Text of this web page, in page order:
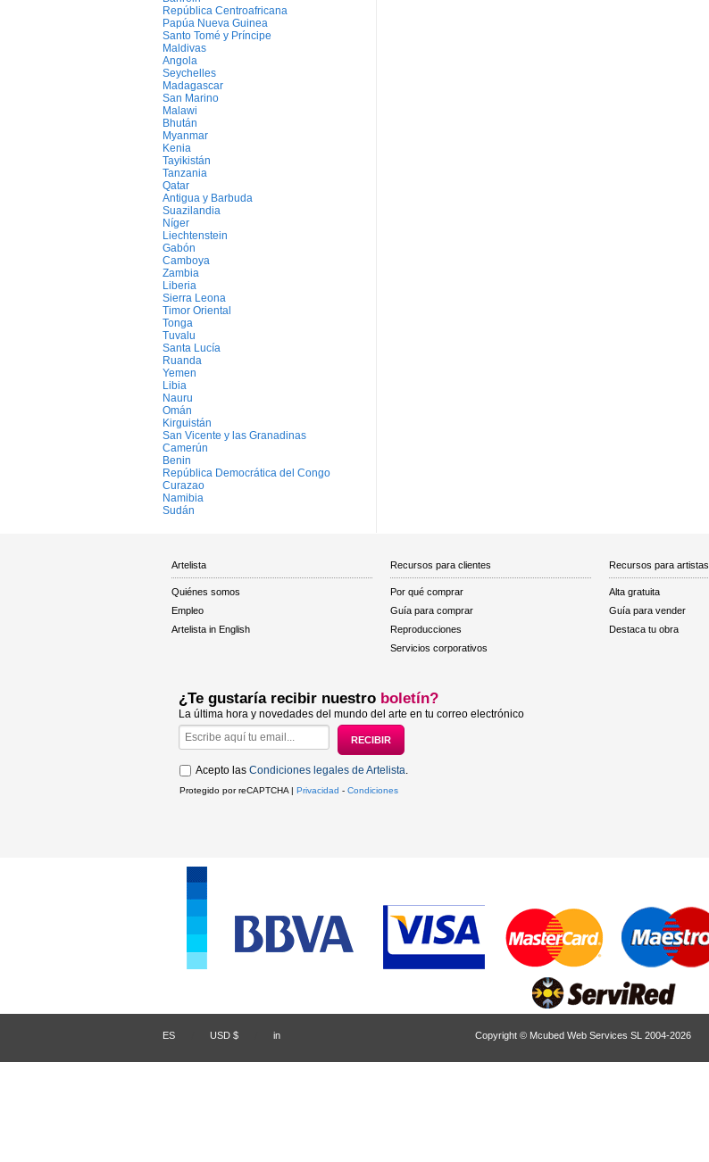
República Centroafricana
Papúa Nueva Guinea
Santo Tomé y Príncipe
Maldivas
Angola
Seychelles
Madagascar
San Marino
Malawi
Bhután
Myanmar
Kenia
Tayikistán
Tanzania
Qatar
Antigua y Barbuda
Suazilandia
Níger
Liechtenstein
Gabón
Camboya
Zambia
Liberia
Sierra Leona
Timor Oriental
Tonga
Tuvalu
Santa Lucía
Ruanda
Yemen
Libia
Nauru
Omán
Kirguistán
San Vicente y las Granadinas
Camerún
Benin
República Democrática del Congo
Curazao
Namibia
Sudán
Artelista
Quiénes somos
Empleo
Artelista in English
Recursos para clientes
Por qué comprar
Guía para comprar
Reproducciones
Servicios corporativos
Recursos para artistas
Alta gratuita
Guía para vender
Destaca tu obra
¿Te gustaría recibir nuestro boletín?
La última hora y novedades del mundo del arte en tu correo electrónico
Acepto las Condiciones legales de Artelista.
Protegido por reCAPTCHA | Privacidad - Condiciones
ES USD $ in Copyright © Mcubed Web Services SL 2004-2026